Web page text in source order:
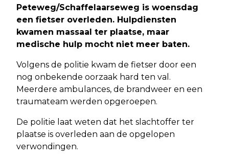
Peteweg/Schaffelaarseweg is woensdag
een fietser overleden. Hulpdiensten
kwamen massaal ter plaatse, maar
medische hulp mocht niet meer baten.
Volgens de politie kwam de fietser door een
nog onbekende oorzaak hard ten val.
Meerdere ambulances, de brandweer en een
traumateam werden opgeroepen.
De politie laat weten dat het slachtoffer ter
plaatse is overleden aan de opgelopen
verwondingen.